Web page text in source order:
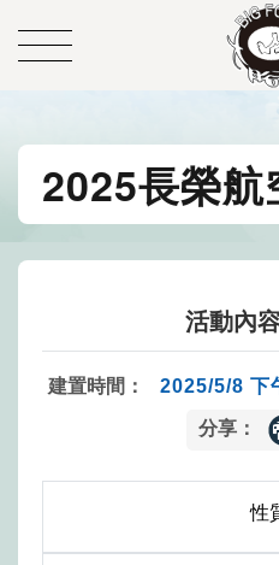
2025長榮航
活動內
建置時間： 2025/5/8 下
分享：
性